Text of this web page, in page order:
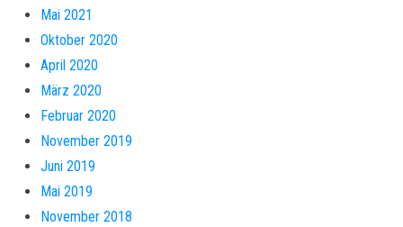
Mai 2021
Oktober 2020
April 2020
März 2020
Februar 2020
November 2019
Juni 2019
Mai 2019
November 2018